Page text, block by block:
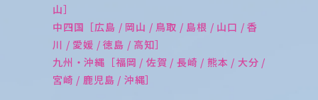
山］
中四国［広島 / 岡山 / 鳥取 / 島根 / 山口 / 香
川 / 愛媛 / 徳島 / 高知］
九州・沖縄［福岡 / 佐賀 / 長崎 / 熊本 / 大分 /
宮崎 / 鹿児島 / 沖縄］